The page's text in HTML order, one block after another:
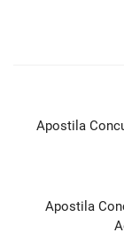
Apostila
Apostila